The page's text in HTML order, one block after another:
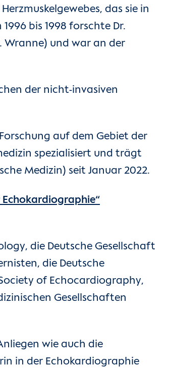
das sie in
bis 1998 forschte Dr.
Wranne) und war an der
der nicht-invasiven
auf dem Gebiet der
spezialisiert und trägt
Medizin) seit Januar 2022.
Echokardiographie“
die Deutsche Gesellschaft
die Deutsche
of Echocardiography,
Gesellschaften
wie auch die
in der Echokardiographie